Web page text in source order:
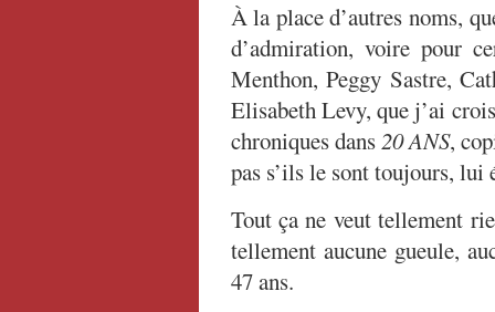
À la place d’autres noms,
d’admiration, voire pour
Menthon, Peggy Sastre,
Elisabeth Levy, que j’ai
chroniques dans20 ANS,
pas s’ils le sont toujours,
Tout ça ne veut tellement
tellement aucune gueule,
47 ans.